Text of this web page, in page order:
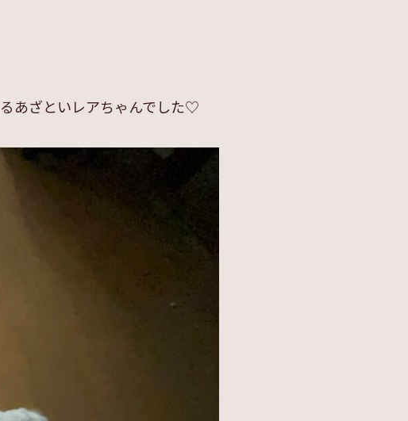
あざといレアちゃんでした♡